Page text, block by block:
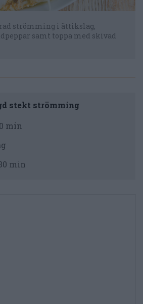
strömming i ättikslag,
samt toppa med skivad
stekt strömming
min
min